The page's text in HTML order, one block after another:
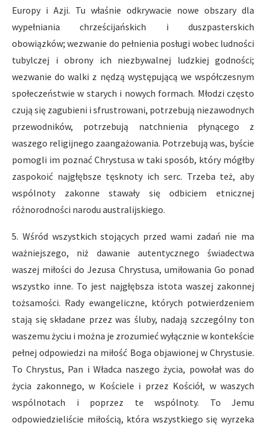
Europy i Azji. Tu właśnie odkrywacie nowe obszary dla
wypełniania chrześcijańskich i duszpasterskich
obowiązków; wezwanie do pełnienia posługi wobec ludności
tubylczej i obrony ich niezbywalnej ludzkiej godności;
wezwanie do walki z nędzą występującą we współczesnym
społeczeństwie w starych i nowych formach. Młodzi często
czują się zagubieni i sfrustrowani, potrzebują niezawodnych
przewodników, potrzebują natchnienia płynącego z
waszego religijnego zaangażowania. Potrzebują was, byście
pomogli im poznać Chrystusa w taki sposób, który mógłby
zaspokoić najgłębsze tęsknoty ich serc. Trzeba też, aby
wspólnoty zakonne stawały się odbiciem etnicznej
różnorodności narodu australijskiego.
5. Wśród wszystkich stojących przed wami zadań nie ma
ważniejszego, niż dawanie autentycznego świadectwa
waszej miłości do Jezusa Chrystusa, umiłowania Go ponad
wszystko inne. To jest najgłębsza istota waszej zakonnej
tożsamości. Rady ewangeliczne, których potwierdzeniem
stają się składane przez was śluby, nadają szczególny ton
waszemu życiu i można je zrozumieć wyłącznie w kontekście
pełnej odpowiedzi na miłość Boga objawionej w Chrystusie.
To Chrystus, Pan i Władca naszego życia, powołał was do
życia zakonnego, w Kościele i przez Kościół, w waszych
wspólnotach i poprzez te wspólnoty. To Jemu
odpowiedzieliście miłością, która wszystkiego się wyrzeka